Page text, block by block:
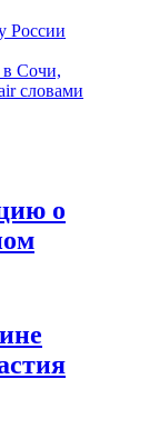
России
в Сочи,
словами
о